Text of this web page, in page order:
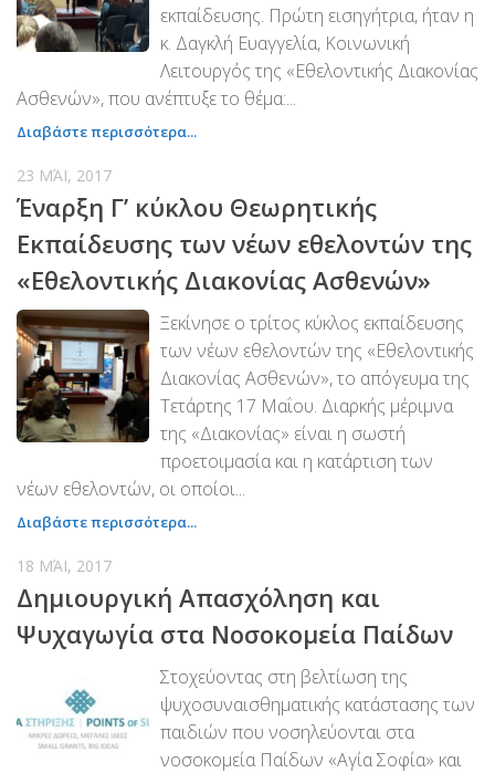
Βραβεύσεις
Γίνε εθελοντής
Εκπαίδευση
Θεωρητική
Πρακτική
Υποστήριξη
Εποπτεία
Ομάδες Στήριξης
Εμπειρίες
Μικρές ιστορίες
Στήριξέ μας
Με τραπεζική κατάθεση
Τομείς
Νοσοκομεία
Διακονία Κατ οίκον
Φιλοξενία Κατ οίκον
Συνεργαζόμενοι Φορείς
εκπαίδευσης. Πρώτη εισηγήτρια, ήταν η
κ. Δαγκλή Ευαγγελία, Κοινωνική
Λειτουργός της «Εθελοντικής Διακονίας
Ασθενών», που ανέπτυξε το θέμα:...
Διαβάστε περισσότερα...
23 ΜΆΙ, 2017
Έναρξη Γ’ κύκλου Θεωρητικής
Εκπαίδευσης των νέων εθελοντών της
«Εθελοντικής Διακονίας Ασθενών»
Ξεκίνησε ο τρίτος κύκλος εκπαίδευσης
των νέων εθελοντών της «Εθελοντικής
Διακονίας Ασθενών», το απόγευμα της
Τετάρτης 17 Μαΐου. Διαρκής μέριμνα
της «Διακονίας» είναι η σωστή
προετοιμασία και η κατάρτιση των
νέων εθελοντών, οι οποίοι...
Διαβάστε περισσότερα...
18 ΜΆΙ, 2017
Δημιουργική Απασχόληση και
Ψυχαγωγία στα Νοσοκομεία Παίδων
Στοχεύοντας στη βελτίωση της
ψυχοσυναισθηματικής κατάστασης των
παιδιών που νοσηλεύονται στα
νοσοκομεία Παίδων «Αγία Σοφία» και